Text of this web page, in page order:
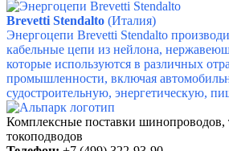
Brevetti Stendalto (Италия)
Энергоцепи Brevetti Stendalto
кабельные цепи из нейлона,
которые используются в различных
промышленности, включая
судостроительную, энергетическую,
Комплексные поставки шинопроводов,
токоподводов